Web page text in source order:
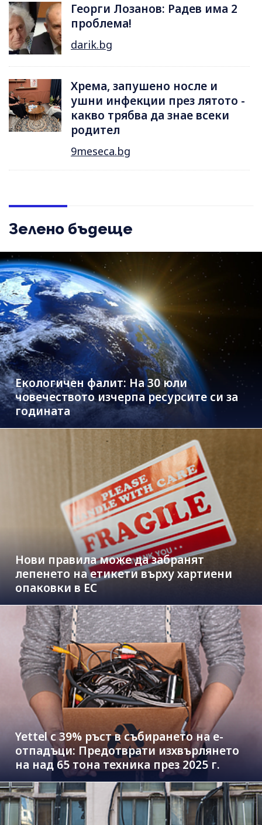
Георги Лозанов: Радев има 2
проблема!
darik.bg
Хрема, запушено носле и
ушни инфекции през лятотo -
какво трябва да знае всеки
родител
9meseca.bg
Зелено бъдеще
Екологичен фалит: На 30 юли
човечеството изчерпа ресурсите си за
годината
Нови правила може да забранят
лепенето на етикети върху хартиени
опаковки в ЕС
Yettel с 39% ръст в събирането на е-
отпадъци: Предотврати изхвърлянето
на над 65 тона техника през 2025 г.